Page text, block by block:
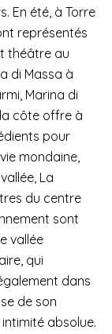
En été, à Torre
représentés
théâtre au
di Massa à
Marina di
côte offre à
pour
mondaine,
La
du centre
sont
vallée
qui
dans
de son
absolue.